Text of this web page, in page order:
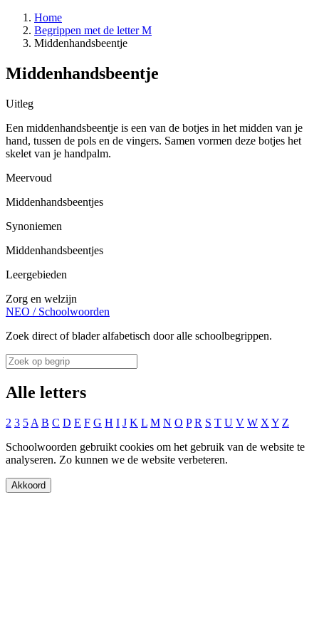
Home
Begrippen met de letter M
Middenhandsbeentje
Middenhandsbeentje
Uitleg
Een middenhandsbeentje is een van de botjes in het midden van je
hand, tussen de pols en de vingers. Samen vormen deze botjes het
skelet van je handpalm.
Meervoud
Middenhandsbeentjes
Synoniemen
Middenhandsbeentjes
Leergebieden
Zorg en welzijn
NEO / Schoolwoorden
Zoek direct of blader alfabetisch door alle schoolbegrippen.
Alle letters
2 3 5 A B C D E F G H I J K L M N O P R S T U V W X Y Z
Schoolwoorden gebruikt cookies om het gebruik van de website te
analyseren. Zo kunnen we de website verbeteren.
Akkoord